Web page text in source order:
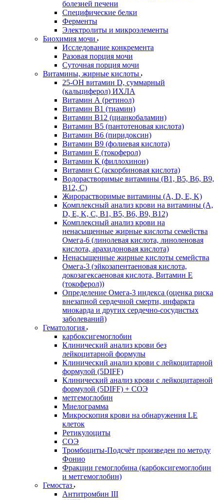
болезней печени
Специфические белки
Ферменты
Электролиты и микроэлементы
Биохимия мочи
Исследование конкремента
Разовая порция мочи
Суточная порция мочи
Витамины, жирные кислоты
25-OH витамин D, суммарный
(кальциферол) ИХЛА
Витамин А (ретинол)
Витамин В1 (тиамин)
Витамин В12 (цианкобаламин)
Витамин В5 (пантотеновая кислота)
Витамин В6 (пиридоксин)
Витамин В9 (фолиевая кислота)
Витамин Е (токоферол)
Витамин К (филлохинон)
Витамин С (аскорбиновая кислота)
Водорастворимые витамины (B1, B5, B6, В9,
В12, С)
Жирорастворимые витамины (A, D, E, K)
Комплексный анализ крови на витамины (A,
D, E, K, C, B1, B5, B6, В9, B12)
Комплексный анализ крови на
ненасыщенные жирные кислоты семейства
Омега-6 (линолевая кислота, линоленовая
кислота, арахидоновая кислота)
Ненасыщенные жирные кислоты семейства
Омега-3 (эйкозапентаеновая кислота,
докозагексаеновая кислота, Витамин E
(токоферол))
Определение Омега-3 индекса (оценка риска
внезапной сердечной смерти, инфаркта
миокарда и других сердечно-сосудистых
заболеваний)
Гематология
карбоксигемоглобин
Клинический анализ крови без
лейкоцитарной формулы
Клинический анализ крови с лейкоцитарной
формулой (5DIFF)
Клинический анализ крови с лейкоцитарной
формулой (5DIFF) + СОЭ
метгемоглобин
Миелограмма
Микроскопия крови на обнаружения LE
клеток
Ретикулоциты
СОЭ
Тромбоциты-Подсчёт произведен по методу
Фонио
Фракции гемоглобина (карбоксигемоглобин
и метгемоглобин)
Гемостаз
Антитромбин III